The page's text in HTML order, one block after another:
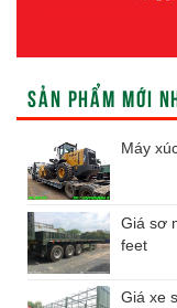
SẢN PHẨM MỚI
Máy
Giá sơ
feet
Giá xe